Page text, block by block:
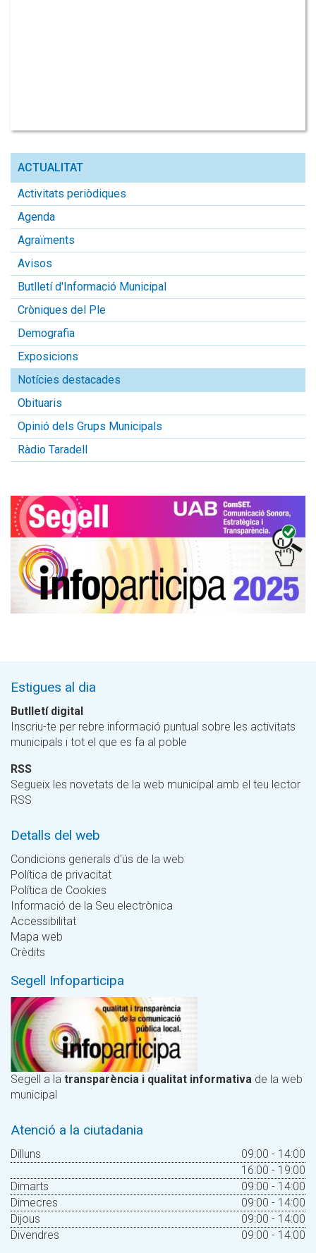
ACTUALITAT
Activitats periòdiques
Agenda
Agraïments
Avisos
Butlletí d'Informació Municipal
Cròniques del Ple
Demografia
Exposicions
Notícies destacades
Obituaris
Opinió dels Grups Municipals
Ràdio Taradell
Estigues al dia
Butlletí digital
Inscriu-te per rebre informació puntual sobre les activitats
municipals i tot el que es fa al poble
RSS
Segueix les novetats de la web municipal amb el teu lector
RSS
Detalls del web
Condicions generals d'ús de la web
Política de privacitat
Política de Cookies
Informació de la Seu electrònica
Accessibilitat
Mapa web
Crèdits
Segell Infoparticipa
Segell a la transparència i qualitat informativa de la web
municipal
Atenció a la ciutadania
Dilluns
09:00 - 14:00
16:00 - 19:00
Dimarts
09:00 - 14:00
Dimecres
09:00 - 14:00
Dijous
09:00 - 14:00
Divendres
09:00 - 14:00